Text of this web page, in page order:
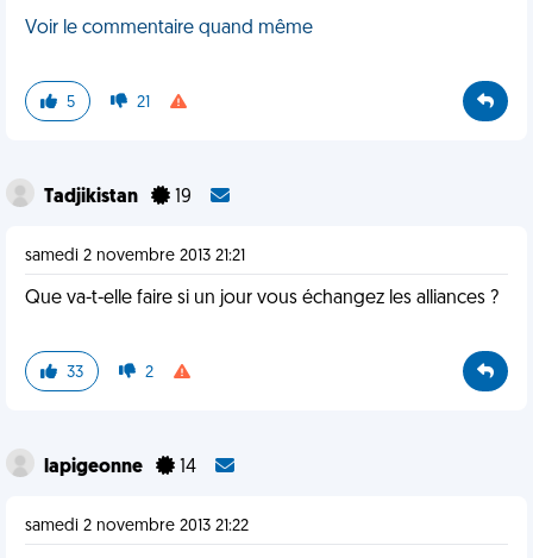
Voir le commentaire quand même
5 21
Tadjikistan 19
samedi 2 novembre 2013 21:21
Que va-t-elle faire si un jour vous échangez les alliances ?
33 2
lapigeonne 14
samedi 2 novembre 2013 21:22